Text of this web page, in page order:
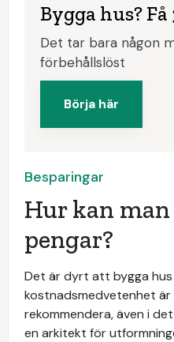
Bygga hus?
Det tar bara någon
förbehållslöst
Börja här
Besparingar
Hur kan man
pengar?
Det är dyrt att bygga
kostnadsmedvetenhet
rekommendera, även i
en arkitekt för